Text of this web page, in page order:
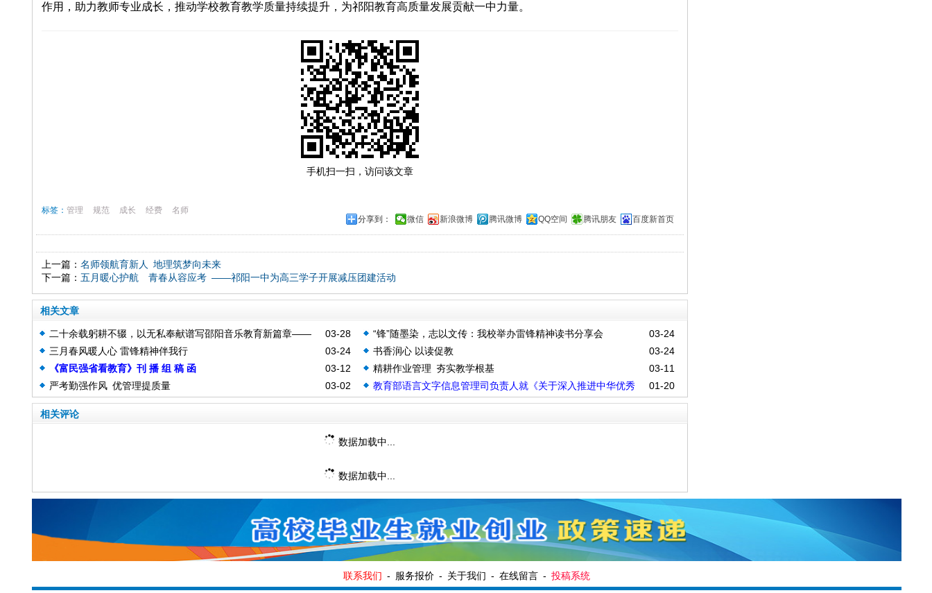
作用，助力教师专业成长，推动学校教育教学质量持续提升，为祁阳教育高质量发展贡献一中力量。
手机扫一扫，访问该文章
标签： 管理 规范 成长 经费
名师
分享到：
微信 新浪微博 腾讯微博 QQ空间 腾讯朋友 百度新首页
上一篇： 名师领航育新人 地理筑梦向未来
下一篇： 五月暖心护航 青春从容应考 ——祁阳一中为高三学子开展减压团建活动
相关文章
03-28
二十余载躬耕不辍，以无私奉献谱写邵阳音乐教育新篇章——
记肖良斌
03-24
“锋”随墨染，志以文传：我校举办雷锋精神读书分享会
03-24
三月春风暖人心 雷锋精神伴我行 03-24
书香润心 以读促教
03-12
《富民强省看教育》刊 播 组 稿 函 03-11
精耕作业管理 夯实教学根基
03-02
严考勤强作风 优管理提质量 01-20
教育部语言文字信息管理司负责人就《关于深入推进中华优秀
语言文化传承发展 提高全民语言文化素养的意见》答记者问
相关评论
数据加载中...
数据加载中...
联系我们 - 服务报价- 关于我们 - 在线留言- 投稿系统